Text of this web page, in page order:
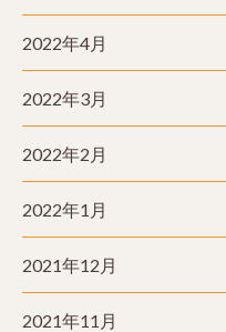
2022年4月
2022年3月
2022年2月
2022年1月
2021年12月
2021年11月